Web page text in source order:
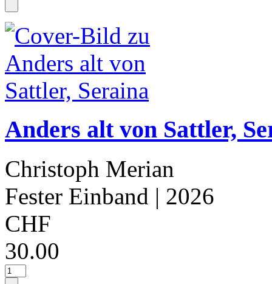
Anders alt von Sattler,
Christoph Merian
Fester Einband | 2026
CHF
30.00